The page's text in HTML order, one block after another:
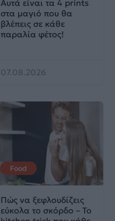
Αυτά είναι τα 4 prints
στα μαγιό που θα
βλέπεις σε κάθε
παραλία φέτος!
07.08.2026
Food
Πώς να ξεφλουδίζεις
εύκολα το σκόρδο – Το